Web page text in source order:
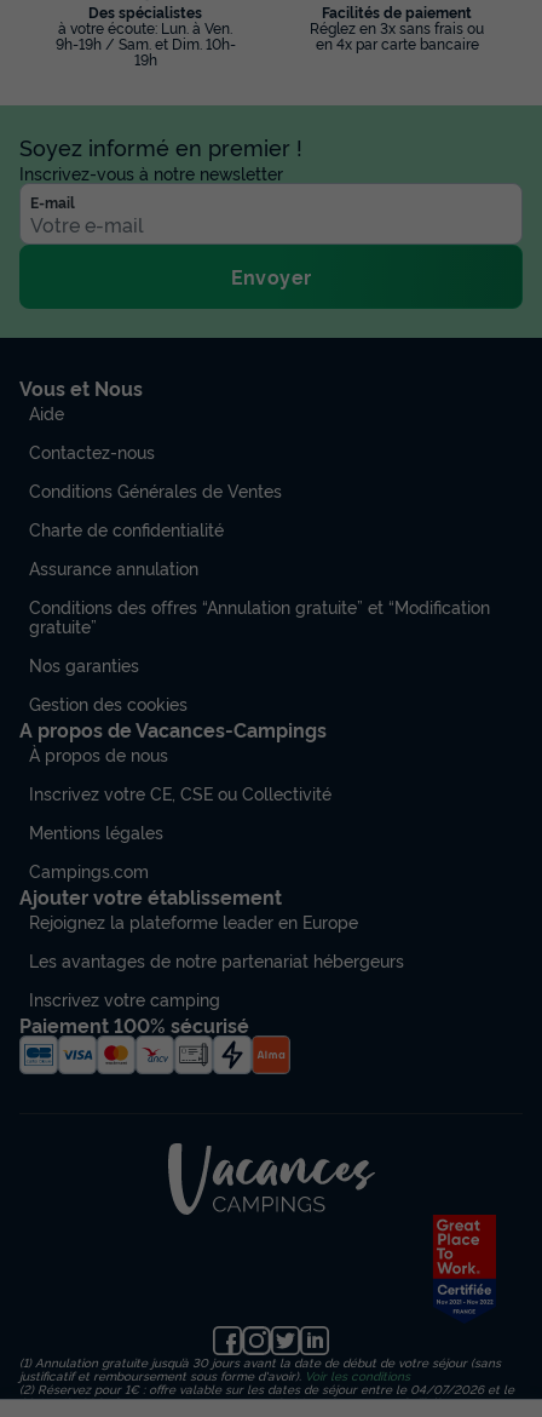
Des spécialistes
à votre écoute: Lun. à Ven.
9h-19h / Sam. et Dim. 10h-
19h
Facilités de paiement
Réglez en 3x sans frais ou
en 4x par carte bancaire
Soyez informé en premier !
Inscrivez-vous à notre newsletter
E-mail
Envoyer
Vous et Nous
Aide
Contactez-nous
Conditions Générales de Ventes
Charte de confidentialité
Assurance annulation
Conditions des offres “Annulation gratuite” et “Modification
gratuite”
Nos garanties
Gestion des cookies
A propos de Vacances-Campings
À propos de nous
Inscrivez votre CE, CSE ou Collectivité
Mentions légales
Campings.com
Ajouter votre établissement
Rejoignez la plateforme leader en Europe
Les avantages de notre partenariat hébergeurs
Inscrivez votre camping
Paiement 100% sécurisé
(1) Annulation gratuite jusqu’à 30 jours avant la date de début de votre séjour (sans
justificatif et remboursement sous forme d'avoir). Voir les conditions
(2) Réservez pour 1€ : offre valable sur les dates de séjour entre le 04/07/2026 et le
23/08/2026 inclus, en payant un acompte de 1€ sur le montant de l’hébergement